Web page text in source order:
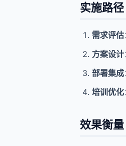
实施路径
需求评估
方案设计
部署集成
培训优化
效果衡量